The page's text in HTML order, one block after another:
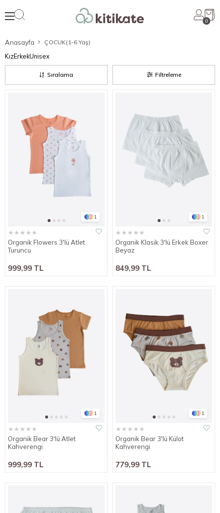
0
Anasayfa ÇOCUK(1-6 Yaş)
KızErkekUnisex
Filtreleme
Sıralama
1
★★★★★
Organik Flowers 3'lü Atlet
Turuncu
999,99 TL
1
★★★★★
Organik Klasik 3'lü Erkek Boxer
Beyaz
849,99 TL
1
★★★★★
Organik Bear 3'lü Atlet
Kahverengi
999,99 TL
1
★★★★★
Organik Bear 3'lü Külot
Kahverengi
779,99 TL